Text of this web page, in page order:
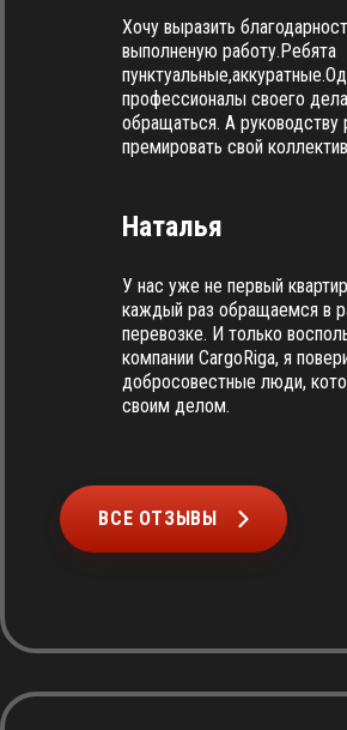
Хочу выразить
выполненую работу.Ребята
профессионалы своего
обращаться. А
премировать свой
Наталья
У нас уже не первый
каждый раз обращаемся в
перевозке. И только
компании CargoRiga, я
добросовестные люди,
своим делом.
ВСЕ ОТЗЫВЫ